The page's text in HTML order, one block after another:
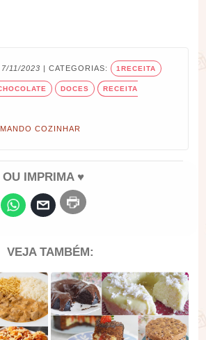
7/11/2023 | CATEGORIAS: 1RECEITA
DOCES RECEITA
COZINHAR
IMPRIMA ♥
VEJA TAMBÉM: